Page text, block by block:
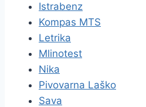
Istrabenz
Kompas MTS
Letrika
Mlinotest
Nika
Pivovarna Laško
Sava